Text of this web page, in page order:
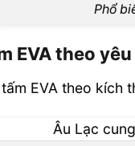
Phổ
EVA theo
EVA theo